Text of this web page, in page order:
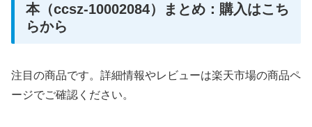
本（ccsz-10002084）まとめ：購入はこち
らから
注目の商品です。詳細情報やレビューは楽天市場の商品ペ
ージでご確認ください。